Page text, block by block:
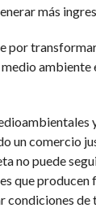
más
por
ambiente
un comercio
no puede
que producen
condiciones de